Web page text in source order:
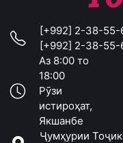
[+992] 2-38-55-
[+992] 2-38-55-
Аз 8:00 то
18:00
Рӯзи
истироҳат,
Якшанбе
Ҷумҳурии